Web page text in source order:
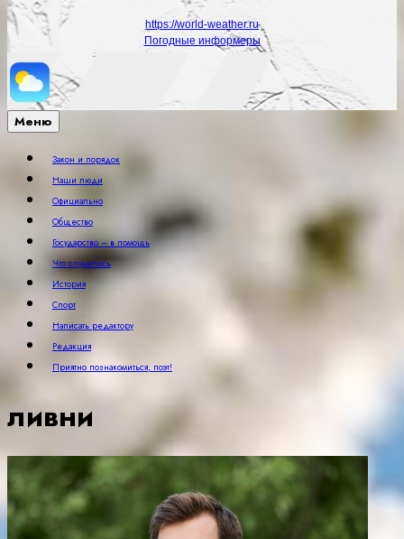
https://world-weather.ru
Погодные информеры
Меню
Закон и порядок
Наши люди
Официально
Общество
Государство – в помощь
Что случилось
История
Спорт
Написать редактору
Редакция
Приятно познакомиться, поэт!
ливни